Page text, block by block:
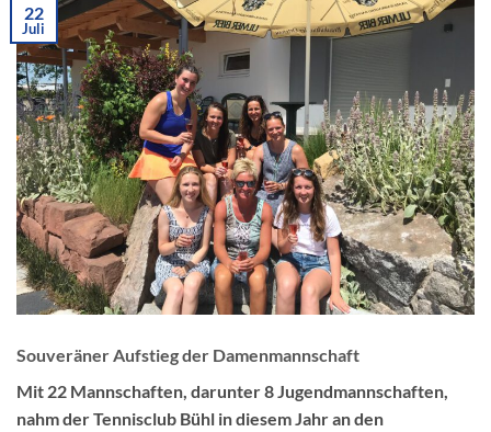
22
Juli
Souveräner Aufstieg der Damenmannschaft
Mit 22 Mannschaften, darunter 8 Jugendmannschaften,
nahm der Tennisclub Bühl in diesem Jahr an den